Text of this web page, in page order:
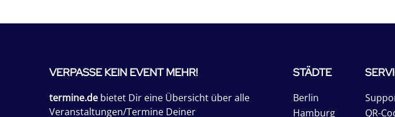
VERPASSE KEIN EVENT MEHR!
termine.de bietet Dir eine Übersicht über alle
Veranstaltungen/Termine Deiner
STÄDTE
Berlin
Hamburg
QR-